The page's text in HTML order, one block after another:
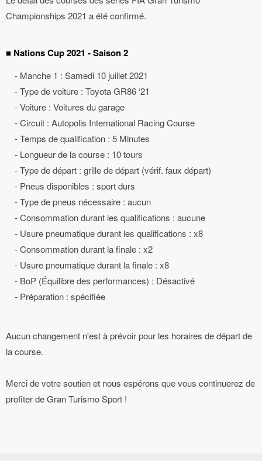
Championships 2021 a été confirmé.
■ Nations Cup 2021 - Saison 2
- Manche 1 : Samedi 10 juillet 2021
- Type de voiture : Toyota GR86 ‘21
- Voiture : Voitures du garage
- Circuit : Autopolis International Racing Course
- Temps de qualification : 5 Minutes
- Longueur de la course : 10 tours
- Type de départ : grille de départ (vérif. faux départ)
- Pneus disponibles : sport durs
- Type de pneus nécessaire : aucun
- Consommation durant les qualifications : aucune
- Usure pneumatique durant les qualifications : x8
- Consommation durant la finale : x2
- Usure pneumatique durant la finale : x8
- BoP (Équilibre des performances) : Désactivé
- Préparation : spécifiée
Aucun changement n'est à prévoir pour les horaires de départ de
la course.
Merci de votre soutien et nous espérons que vous continuerez de
profiter de Gran Turismo Sport !